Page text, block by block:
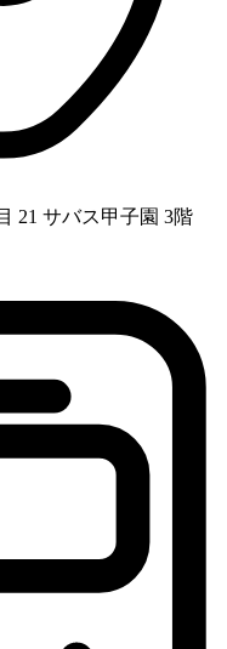
21 サバス甲子園 3階